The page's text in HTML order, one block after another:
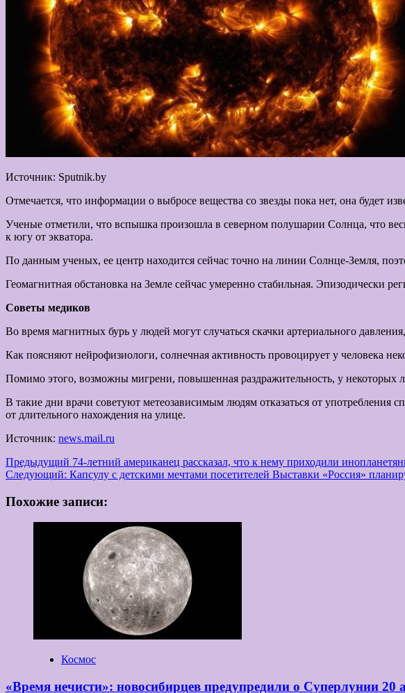
Источник: Sputnik.by
Отмечается, что информации о выбросе вещества со звезды пока нет, она будет
Ученые отметили, что вспышка произошла в северном полушарии Солнца, что
к югу от экватора.
По данным ученых, ее центр находится сейчас точно на линии Солнце-Земля,
Геомагнитная обстановка на Земле сейчас умеренно стабильная. Эпизодически
Советы медиков
Во время магнитных бурь у людей могут случаться скачки артериального
Как поясняют нейрофизиологи, солнечная активность провоцирует у человека
Помимо этого, возможны мигрени, повышенная раздражительность, у некоторых
В такие дни врачи советуют метеозависимым людям отказаться от употребления
от длительного нахождения на улице.
Источник: news.mail.ru
Навигация
записи
Предыдущий 74-летний американец рассказал, что к нему приходили
Следующий: Капсулу с детскими мечтами посетителей Выставки «Россия»
Похожие записи:
Космос
«Время нечисти»: новосибирцев предупредили о Суперлунии 20